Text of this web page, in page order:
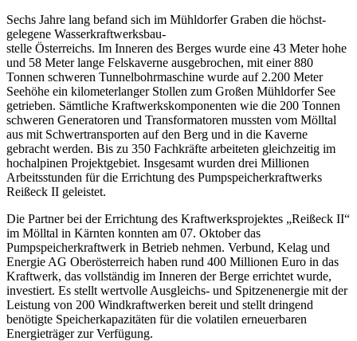
Sechs Jahre lang befand sich im Mühldorfer Graben die höchst-
gelegene Wasserkraftwerksbau-
stelle Österreichs. Im Inneren des Berges wurde eine 43 Meter hohe
und 58 Meter lange Felskaverne ausgebrochen, mit einer 880
Tonnen schweren Tunnelbohrmaschine wurde auf 2.200 Meter
Seehöhe ein kilometerlanger Stollen zum Großen Mühldorfer See
getrieben. Sämtliche Kraftwerkskomponenten wie die 200 Tonnen
schweren Generatoren und Transformatoren mussten vom Mölltal
aus mit Schwertransporten auf den Berg und in die Kaverne
gebracht werden. Bis zu 350 Fachkräfte arbeiteten gleichzeitig im
hochalpinen Projektgebiet. Insgesamt wurden drei Millionen
Arbeitsstunden für die Errichtung des Pumpspeicherkraftwerks
Reißeck II geleistet.
Die Partner bei der Errichtung des Kraftwerksprojektes „Reißeck II“
im Mölltal in Kärnten konnten am 07. Oktober das
Pumpspeicherkraftwerk in Betrieb nehmen. Verbund, Kelag und
Energie AG Oberösterreich haben rund 400 Millionen Euro in das
Kraftwerk, das vollständig im Inneren der Berge errichtet wurde,
investiert. Es stellt wertvolle Ausgleichs- und Spitzenenergie mit der
Leistung von 200 Windkraftwerken bereit und stellt dringend
benötigte Speicherkapazitäten für die volatilen erneuerbaren
Energieträger zur Verfügung.